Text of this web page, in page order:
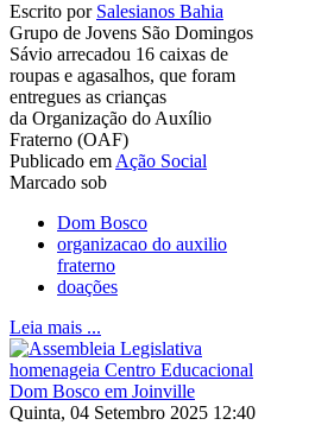
Escrito por Salesianos Bahia
Grupo de Jovens São Domingos
Sávio arrecadou 16 caixas de
roupas e agasalhos, que foram
entregues as crianças
da Organização do Auxílio
Fraterno (OAF)
Publicado emAção Social
Marcado sob
Dom Bosco
organizacao do auxilio
fraterno
doações
Leia mais ...
Quinta, 04 Setembro 2025 12:40